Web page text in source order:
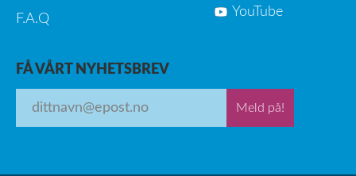
F.A.Q
YouTube
FÅ VÅRT NYHETSBREV
Meld på!